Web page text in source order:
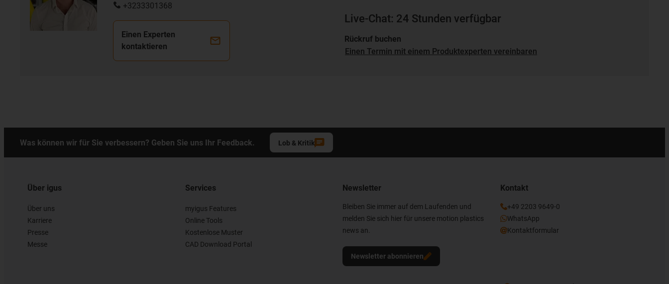
+3233301368
Einen Experten
kontaktieren
Live-Chat: 24 Stunden verfügbar
Rückruf buchen
Einen Termin mit einem Produktexperten vereinbaren
Was können wir für Sie verbessern? Geben Sie uns Ihr Feedback. Lob & Kritik
Über igus
Über uns
Karriere
Presse
Messe
Services
myigus Features
Online Tools
Kostenlose Muster
CAD Download Portal
Newsletter
Bleiben Sie immer auf dem Laufenden und
melden Sie sich hier für unsere motion plastics
news an.
Newsletter abonnieren
Kontakt
+49 2203 9649-0
WhatsApp
Kontaktformular